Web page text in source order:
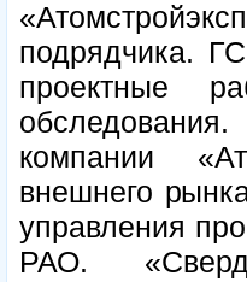
подрядчика.
проектные
компании
внешнего
управления
РАО.